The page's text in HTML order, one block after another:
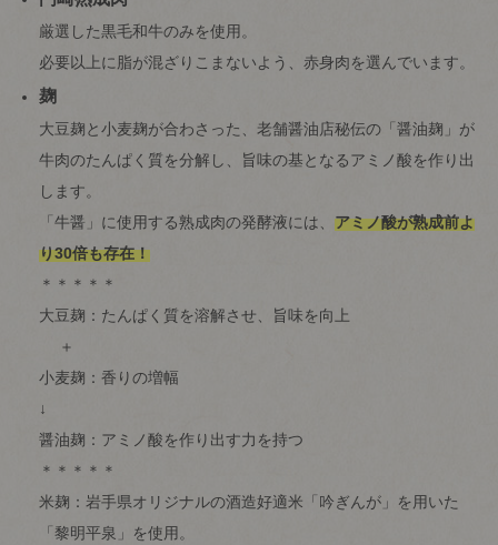
厳選した黒毛和牛のみを使用。
必要以上に脂が混ざりこまないよう、赤身肉を選んでいます。
麹
大豆麹と小麦麹が合わさった、老舗醤油店秘伝の「醤油麹」が
牛肉のたんぱく質を分解し、旨味の基となるアミノ酸を作り出
します。
「牛醤」に使用する熟成肉の発酵液には、 アミノ酸が熟成前よ
り30倍も存在！
＊＊＊＊＊
大豆麹：たんぱく質を溶解させ、旨味を向上
＋
小麦麹：香りの増幅
↓
醤油麹：アミノ酸を作り出す力を持つ
＊＊＊＊＊
米麹：岩手県オリジナルの酒造好適米「吟ぎんが」を用いた
「黎明平泉」を使用。